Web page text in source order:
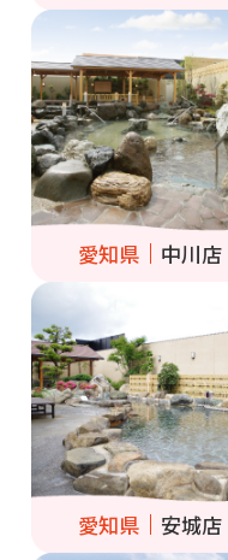
愛知県 中川店
愛知県 安城店